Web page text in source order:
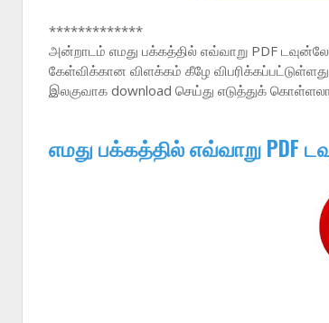
*************
அன்றாடம் எமது பக்கத்தில் எவ்வாறு PDF
கேள்விக்கான விளக்கம் கீழே
இலகுவாக download செய்து எடுத்துக்
எமது பக்கத்தில் எவ்வாறு PDF